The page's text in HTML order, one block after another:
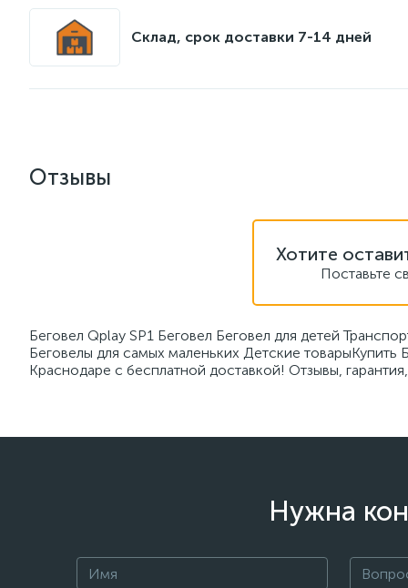
Склад, срок доставки 7-14 дней
Отзывы
Хотите
Поставьте
Беговел Qplay SP1 Беговел Беговел для детей
Беговелы для самых маленьких Детские
Краснодаре с бесплатной доставкой! Отзывы,
Нужна